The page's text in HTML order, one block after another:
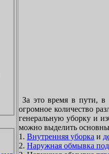
За это время в пути,
огромное количество
генеральную уборку и
можно выделить
1. Внутренняя уборка и
2. Наружная обмывка